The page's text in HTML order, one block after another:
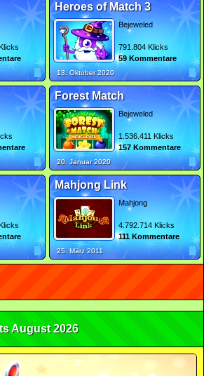
Heroes of Match 3
Bejeweled
791.804 Klicks
59 Kommentare
13. Oktober 2020
Forest Match
Bejeweled
1.536.411 Klicks
157 Kommentare
20. Januar 2020
Mahjong Link
Mahjong
4.792.714 Klicks
111 Kommentare
25. März 2011
August 2026